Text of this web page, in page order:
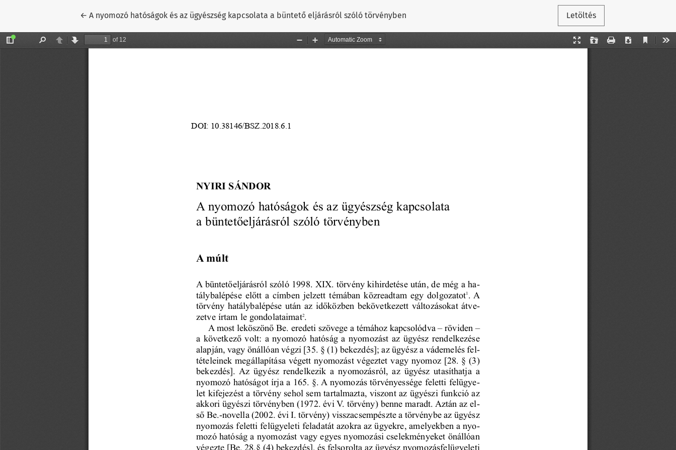
← Vissza a cikk részleteihez
A nyomozó hatóságok és az ügyészség kapcsolata a büntető eljárásról szóló törvényben Letöltés